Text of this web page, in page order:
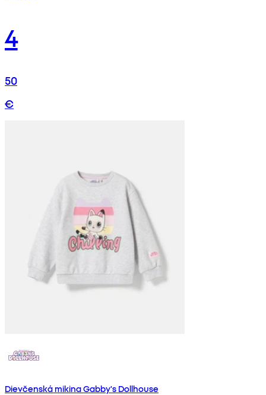
4
50
€
Dievčenská mikina Gabby's Dollhouse